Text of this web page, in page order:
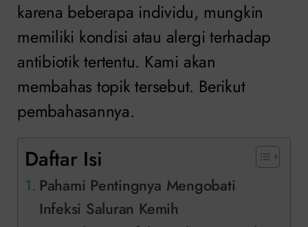
karena beberapa individu, mungkin
memiliki kondisi atau alergi terhadap
antibiotik tertentu. Kami akan
membahas topik tersebut. Berikut
pembahasannya.
Daftar Isi
Pahami Pentingnya Mengobati
Infeksi Saluran Kemih